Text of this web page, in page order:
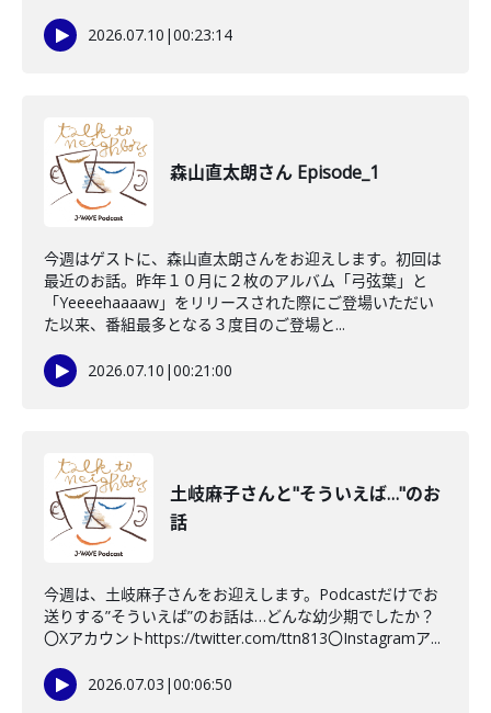
2026.07.10 |00:23:14
森山直太朗さん Episode_1
今週はゲストに、森山直太朗さんをお迎えします。初回は
最近のお話。昨年１０月に２枚のアルバム「弓弦葉」と
「Yeeeehaaaaw」をリリースされた際にご登場いただい
た以来、番組最多となる３度目のご登場と...
2026.07.10 |00:21:00
土岐麻子さんと"そういえば…"のお
話
今週は、土岐麻子さんをお迎えします。Podcastだけでお
送りする”そういえば”のお話は…どんな幼少期でしたか？
〇Xアカウントhttps://twitter.com/ttn813〇Instagramア...
2026.07.03 |00:06:50